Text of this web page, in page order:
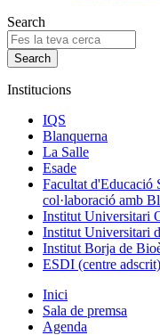
Search
Institucions
IQS
Blanquerna
La Salle
Esade
Facultat d'Educació
col·laboració amb
Institut Universitari
Institut Universitari
Institut Borja de
ESDI (centre adscrit)
Inici
Sala de premsa
Agenda